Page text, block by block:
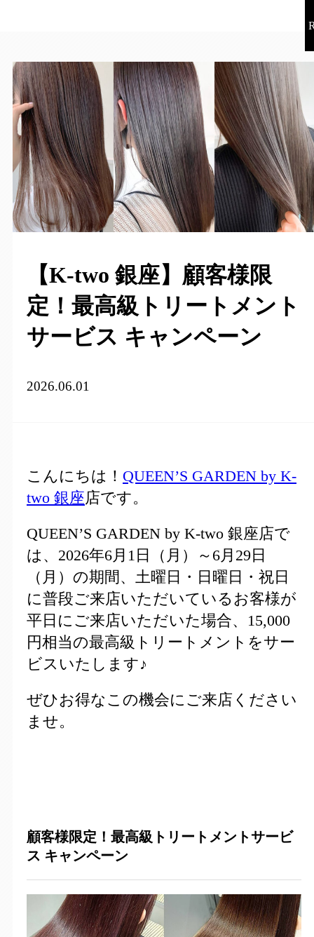
【K-two 銀座】顧客様限
定！最高級トリートメント
サービス キャンペーン
2026.06.01
こんにちは！ QUEEN’S GARDEN by K-
two 銀座店です。
QUEEN’S GARDEN by K-two 銀座店で
は、2026年6月1日（月）～6月29日
（月）の期間、土曜日・日曜日・祝日
に普段ご来店いただいているお客様が
平日にご来店いただいた場合、15,000
円相当の最高級トリートメントをサー
ビスいたします♪
ぜひお得なこの機会にご来店ください
ませ。
顧客様限定！最高級トリートメントサービ
ス キャンペーン